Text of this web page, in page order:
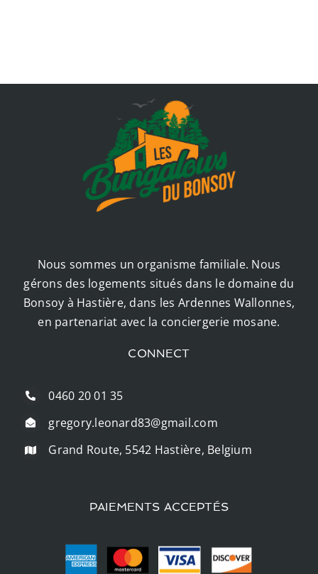
Nous sommes un organisme familiale. Nous
gérons des logements situés dans le domaine du
Bonsoy à Hastière, dans les Ardennes Wallonnes,
en partenariat avec la conciergerie mosane.
CONNECT
0460 20 01 35
gregory.leonard83@gmail.com
Grand Route, 5542 Hastière, Belgium
PAIEMENTS ACCEPTÉS